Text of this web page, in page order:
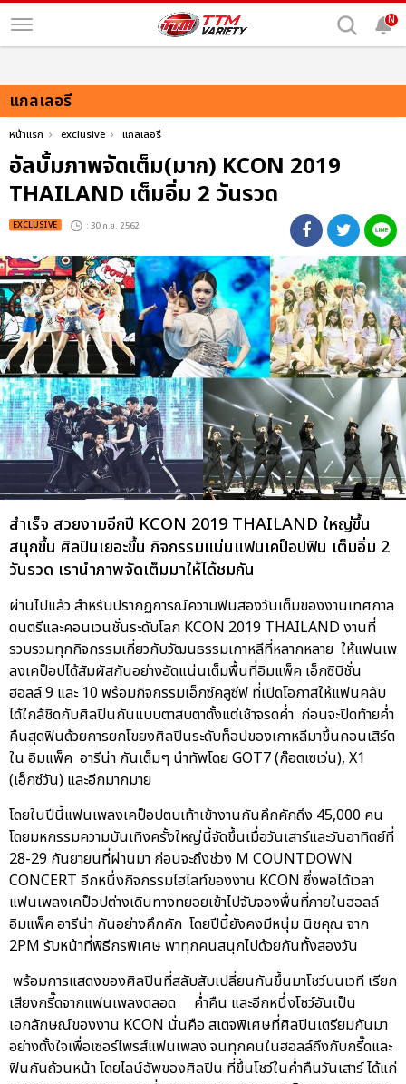
N
แกลเลอรี
หน้าแรก exclusive แกลเลอรี
อัลบั้มภาพจัดเต็ม(มาก) KCON 2019
THAILAND เต็มอิ่ม 2 วันรวด
EXCLUSIVE : 30 ก.ย. 2562
สำเร็จ สวยงามอีกปี KCON 2019 THAILAND ใหญ่ขึ้น
สนุกขึ้น ศิลปินเยอะขึ้น กิจกรรมแน่นแฟนเคป็อปฟิน เต็มอิ่ม 2
วันรวด เรานำภาพจัดเต็มมาให้ได้ชมกัน
ผ่านไปแล้ว สำหรับปรากฏการณ์ความฟินสองวันเต็มของงานเทศกาล
ดนตรีและคอนเวนชั่นระดับโลก KCON 2019 THAILAND งานที่
รวบรวมทุกกิจกรรมเกี่ยวกับวัฒนธรรมเกาหลีที่หลากหลาย ให้แฟนเพ
ลงเคป็อปได้สัมผัสกันอย่างอัดแน่นเต็มพื้นที่อิมแพ็ค เอ็กซิบิชั่น
ฮอลล์ 9 และ 10 พร้อมกิจกรรมเอ็กซ์คลูซีฟ ที่เปิดโอกาสให้แฟนคลับ
ได้ใกล้ชิดกับศิลปินกันแบบตาสบตาตั้งแต่เช้าจรดค่ำ ก่อนจะปิดท้ายค่ำ
คืนสุดฟินด้วยการยกโขยงศิลปินระดับท็อปของเกาหลีมาขึ้นคอนเสิร์ต
ใน อิมแพ็ค อารีน่า กันเต็มๆ นำทัพโดย GOT7 (ก๊อตเซเว่น), X1
(เอ็กซ์วัน) และอีกมากมาย
โดยในปีนี้แฟนเพลงเคป็อปตบเท้าเข้างานกันคึกคักถึง 45,000 คน
โดยมหกรรมความบันเทิงครั้งใหญ่นี้จัดขึ้นเมื่อวันเสาร์และวันอาทิตย์ที่
28-29 กันยายนที่ผ่านมา ก่อนจะถึงช่วง M COUNTDOWN
CONCERT อีกหนึ่งกิจกรรมไฮไลท์ของงาน KCON ซึ่งพอได้เวลา
แฟนเพลงเคป็อปต่างเดินทางทยอยเข้าไปจับจองพื้นที่ภายในฮอลล์
อิมแพ็ค อารีน่า กันอย่างคึกคัก โดยปีนี้ยังคงมีหนุ่ม นิชคุณ จาก
2PM รับหน้าที่พิธีกรพิเศษ พาทุกคนสนุกไปด้วยกันทั้งสองวัน
พร้อมการแสดงของศิลปินที่สลับสับเปลี่ยนกันขึ้นมาโชว์บนเวที เรียก
เสียงกรี๊ดจากแฟนเพลงตลอด ค่ำคืน และอีกหนึ่งโชว์อันเป็น
เอกลักษณ์ของงาน KCON นั่นคือ สเตจพิเศษที่ศิลปินเตรียมกันมา
อย่างตั้งใจเพื่อเซอร์ไพรส์แฟนเพลง จนทุกคนในฮอลล์ถึงกับกรี๊ดและ
ฟินกันถ้วนหน้า โดยไลน์อัพของศิลปิน ที่ขึ้นโชว์ในค่ำคืนวันเสาร์ ได้แก่